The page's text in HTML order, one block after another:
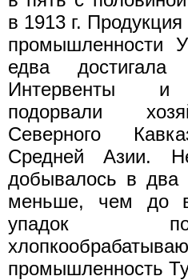
в 1913 г.
промышленности
едва
Интервенты и
подорвали
Северного
Средней Азии.
добывалось в два
меньше, чем до
упадок
промышленность